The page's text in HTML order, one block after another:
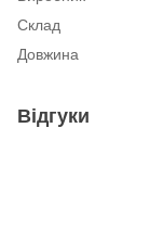
Склад
Довжина
Відгуки